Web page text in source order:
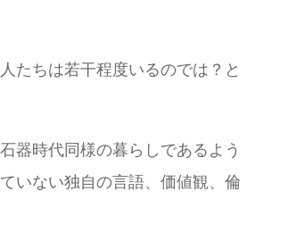
たちは若干程度いるのでは？と
器時代同様の暮らしであるよう
いない独自の言語、価値観、倫